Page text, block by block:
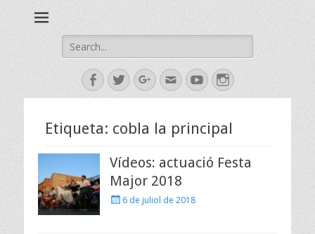
Search
for:
Facebook
TwitterGoogleplus
EmailYouTubeInstagram
Etiqueta: cobla la principal
Vídeos: actuació Festa
Major 2018
Posted6 de juliol de 2018